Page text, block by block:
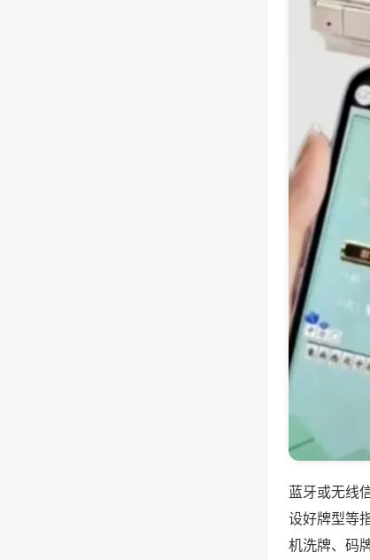
蓝牙或无线
设好牌型等
机洗牌、码